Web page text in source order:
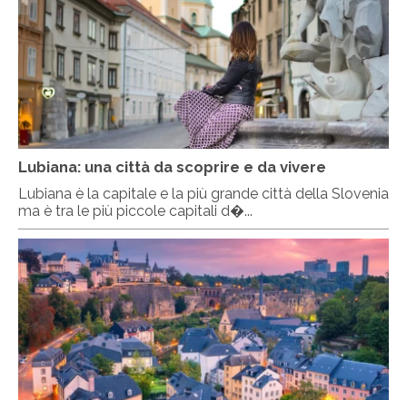
Lubiana: una città da scoprire e da vivere
Lubiana è la capitale e la più grande città della Slovenia
ma è tra le più piccole capitali d�...